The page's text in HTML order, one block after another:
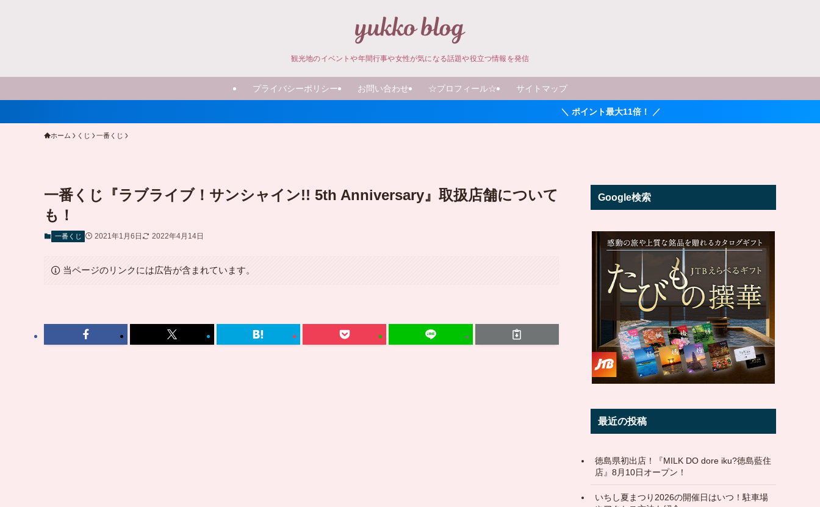
観光地のイベントや年間行事や女性が気になる話題や役立つ情報を発信
プライバシーポリシー お問い合わせ ☆プロフィール☆ サイトマップ
＼ ポイント最大11倍！ ／
ホーム くじ 一番くじ
一番くじ『ラブライブ！サンシャイン!! 5th Anniversary』取扱店舗について
も！
一番くじ 2021年1月6日 2022年4月14日
当ページのリンクには広告が含まれています。
Google検索
最近の投稿
徳島県初出店！『MILK DO dore iku?徳島藍住
店』8月10日オープン！
いちし夏まつり2026の開催日はいつ！駐車場